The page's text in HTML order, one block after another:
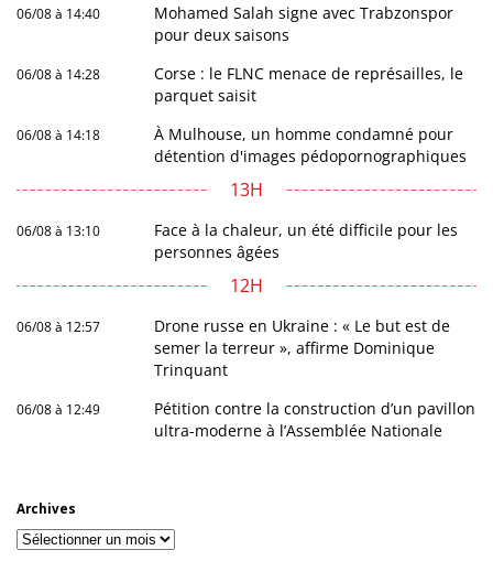
06/08 à 14:40
Mohamed Salah signe avec Trabzonspor
pour deux saisons
06/08 à 14:28
Corse : le FLNC menace de représailles, le
parquet saisit
06/08 à 14:18
À Mulhouse, un homme condamné pour
détention d'images pédopornographiques
13H
06/08 à 13:10
Face à la chaleur, un été difficile pour les
personnes âgées
12H
06/08 à 12:57
Drone russe en Ukraine : « Le but est de
semer la terreur », affirme Dominique
Trinquant
06/08 à 12:49
Pétition contre la construction d’un pavillon
ultra-moderne à l’Assemblée Nationale
Archives
Archives